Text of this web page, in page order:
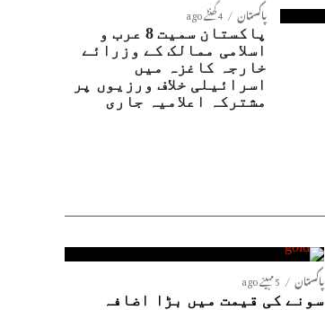
پاکستان 4 گھنٹے ago
پاکستان سمیت 8 عرب و
اسلامی ممالک کے وزرائے
خارجہ کاغزہ میں
اسرائیلی خلاف ورزیوں پر
مشترکہ اعلامیہ جاری
پاکستان 5 مہینے ago
سونے کی قیمت میں بڑا اضافہ